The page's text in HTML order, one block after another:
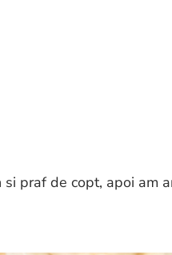
praf de copt, apoi am